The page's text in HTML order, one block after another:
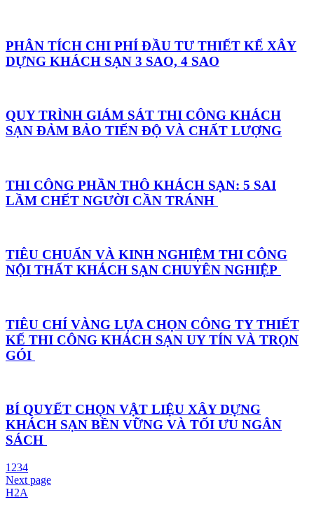
PHÂN TÍCH CHI PHÍ ĐẦU TƯ THIẾT KẾ XÂY
DỰNG KHÁCH SẠN 3 SAO, 4 SAO
QUY TRÌNH GIÁM SÁT THI CÔNG KHÁCH
SẠN ĐẢM BẢO TIẾN ĐỘ VÀ CHẤT LƯỢNG
THI CÔNG PHẦN THÔ KHÁCH SẠN: 5 SAI
LẦM CHẾT NGƯỜI CẦN TRÁNH
TIÊU CHUẨN VÀ KINH NGHIỆM THI CÔNG
NỘI THẤT KHÁCH SẠN CHUYÊN NGHIỆP
TIÊU CHÍ VÀNG LỰA CHỌN CÔNG TY THIẾT
KẾ THI CÔNG KHÁCH SẠN UY TÍN VÀ TRỌN
GÓI
BÍ QUYẾT CHỌN VẬT LIỆU XÂY DỰNG
KHÁCH SẠN BỀN VỮNG VÀ TỐI ƯU NGÂN
SÁCH
1 234
Next page
H2A